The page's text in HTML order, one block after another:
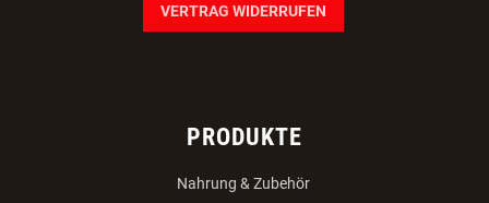
VERTRAG WIDERRUFEN
PRODUKTE
Nahrung & Zubehör